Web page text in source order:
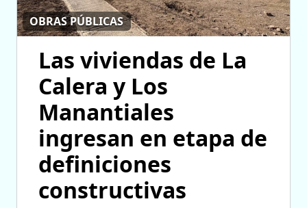
OBRAS PÚBLICAS
Las viviendas de La
Calera y Los
Manantiales
ingresan en etapa de
definiciones
constructivas